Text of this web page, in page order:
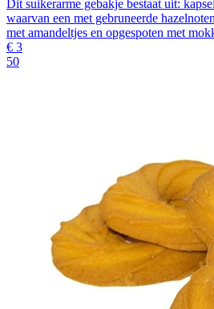
Dit suikerarme gebakje bestaat uit:
waarvan een met gebruneerde
met amandeltjes en opgespoten met
€ 3
50